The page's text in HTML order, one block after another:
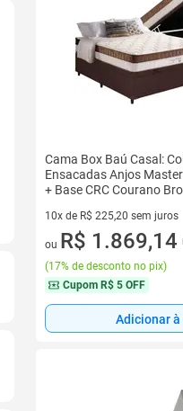
Cama Box Baú Casal:
Ensacadas Anjos
+ Base CRC Courano
10x de R$ 225,20 sem juros
10 vez de R$ 225,20 sem
ou R$ 1.869,14
(17% de desconto no pix)
Cupom R$ 5 OFF
Adicionar à